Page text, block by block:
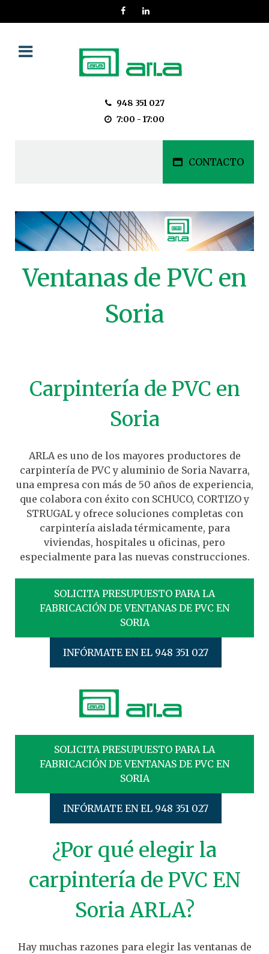
948 351 027
7:00 - 17:00
CONTACTO
Ventanas de PVC en
Soria
Carpintería de PVC en
Soria
ARLA es uno de los mayores productores de
carpintería de PVC y aluminio de Soria Navarra,
una empresa con más de 50 años de experiencia,
que colabora con éxito con SCHUCO, CORTIZO y
STRUGAL y ofrece soluciones completas con
carpintería aislada térmicamente, para
viviendas, hospitales u oficinas, pero
especialmente para las nuevas construcciones.
SOLICITA PRESUPUESTO PARA LA
FABRICACIÓN DE VENTANAS DE PVC EN
SORIA
INFÓRMATE EN EL 948 351 027
SOLICITA PRESUPUESTO PARA LA
FABRICACIÓN DE VENTANAS DE PVC EN
SORIA
INFÓRMATE EN EL 948 351 027
¿Por qué elegir la
carpintería de PVC EN
Soria ARLA?
Hay muchas razones para elegir las ventanas de